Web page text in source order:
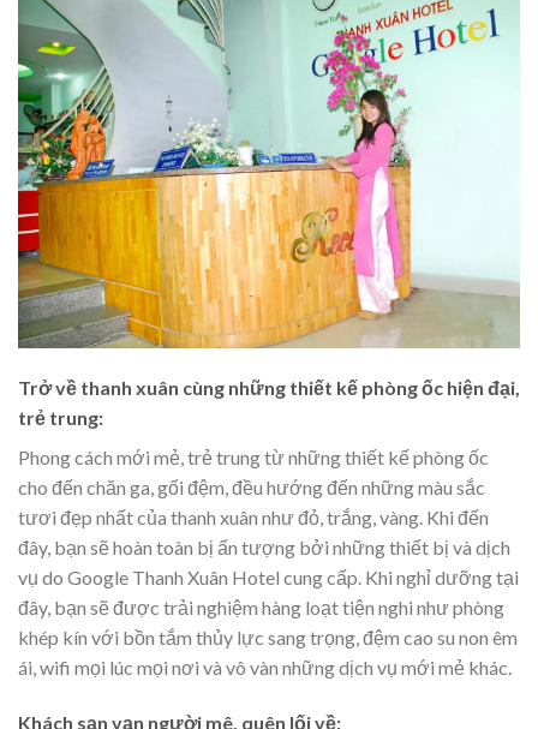
Trở về thanh xuân cùng những thiết kế phòng ốc hiện đại,
trẻ trung:
Phong cách mới mẻ, trẻ trung từ những thiết kế phòng ốc
cho đến chăn ga, gối đệm, đều hướng đến những màu sắc
tươi đẹp nhất của thanh xuân như đỏ, trắng, vàng. Khi đến
đây, bạn sẽ hoàn toàn bị ấn tượng bởi những thiết bị và dịch
vụ do Google Thanh Xuân Hotel cung cấp. Khi nghỉ dưỡng tại
đây, bạn sẽ được trải nghiệm hàng loạt tiện nghi như phòng
khép kín với bồn tắm thủy lực sang trọng, đệm cao su non êm
ái, wifi mọi lúc mọi nơi và vô vàn những dịch vụ mới mẻ khác.
Khách sạn vạn người mê, quên lối về: